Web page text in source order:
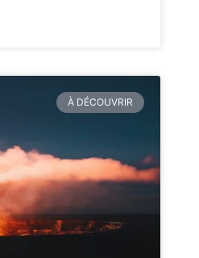
À DÉCOUVRIR